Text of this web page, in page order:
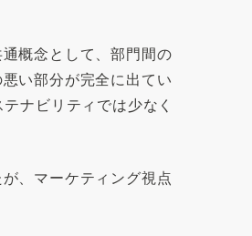
概念として、部門間の
い部分が完全に出てい
ナビリティでは少なく
、マーケティング視点